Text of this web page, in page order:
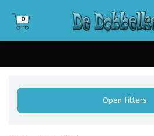
0
0
Open filters